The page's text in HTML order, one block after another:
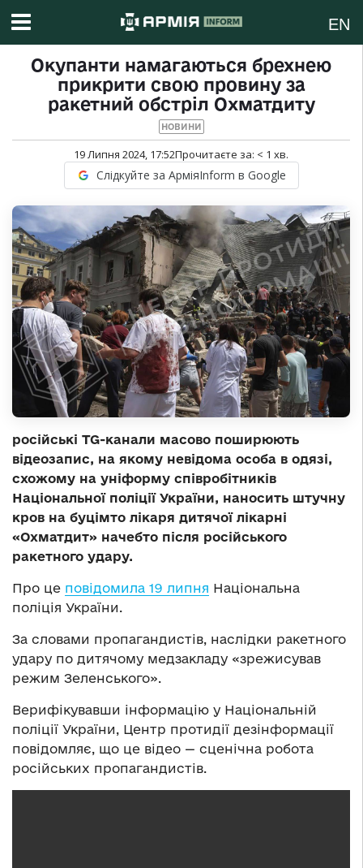
EN
Окупанти намагаються брехнею
прикрити свою провину за
ракетний обстріл Охматдиту
НОВИНИ
19 Липня 2024, 17:52Прочитаєте за: < 1 хв.
Слідкуйте за АрміяInform в Google
російські TG-канали масово поширюють
відеозапис, на якому невідома особа в одязі,
схожому на уніформу співробітників
Національної поліції України, наносить штучну
кров на буцімто лікаря дитячої лікарні
«Охматдит» начебто після російського
ракетного удару.
Про це повідомила 19 липня Національна
поліція України.
За словами пропагандистів, наслідки ракетного
удару по дитячому медзакладу «зрежисував
режим Зеленського».
Верифікувавши інформацію у Національній
поліції України, Центр протидії дезінформації
повідомляє, що це відео — сценічна робота
російських пропагандистів.